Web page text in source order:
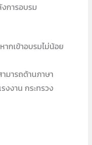
การอบรม
ากเข้าอบรมไม่น้อย
มารถด้านภาษา
งาน กระทรวง